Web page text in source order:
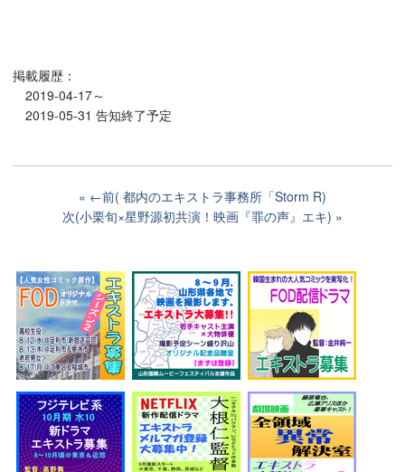
掲載履歴：
2019-04-17～
2019-05-31 告知終了予定
←前( 都内のエキストラ事務所「Storm R)
次(小栗旬×星野源初共演！映画『罪の声』エキ)